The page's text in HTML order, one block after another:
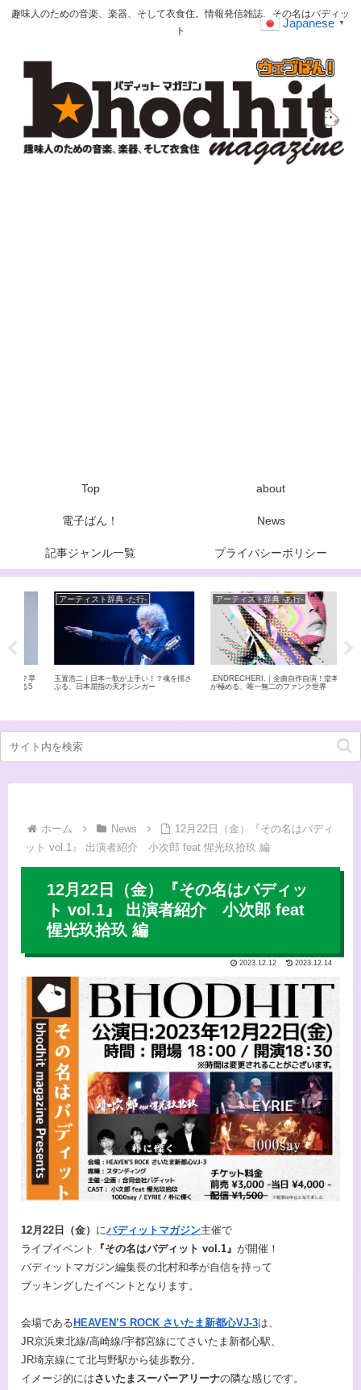
趣味人のための音楽、楽器、そして衣食住。情報発信雑誌、その名はバディッ
ト
Top about
電子ばん！ News
記事ジャンル一覧 プライバシーポリシー
アーティスト辞典 -た行-
玉置浩二｜日本一歌が上手い！？魂を揺さ
ぶる、日本屈指の天才シンガー
アーティスト辞典 -あ行-
.ENDRECHERI.｜全曲自作自演！堂本剛
が極める、唯一無二のファンク世界
ホーム News
12月22日（金）『その名はバディ
ット vol.1』 出演者紹介 ⼩次郎 feat 惺光玖拾玖 編
12月22日（金）『その名はバディッ
ト vol.1』 出演者紹介 ⼩次郎 feat
惺光玖拾玖 編
2023.12.12 2023.12.14
12月22日（金） にバディットマガジン主催で
ライブイベント
『その名はバディット vol.1』 が開催！
バディットマガジン編集長の北村和孝が自信を持って
ブッキングしたイベントとなります。
会場である HEAVEN’S ROCK さいたま新都心VJ-3は、
JR京浜東北線/高崎線/宇都宮線にてさいたま新都心駅、
JR埼京線にて北与野駅から徒歩数分。
イメージ的にはさいたまスーパーアリーナの隣な感じです。
Japanese ▼